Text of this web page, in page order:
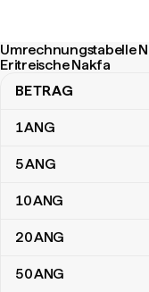
Umrechnungstabelle
Eritreische Nakfa
Umrechnungstabelle
BETRAG
1ANG
5ANG
10ANG
20ANG
50ANG